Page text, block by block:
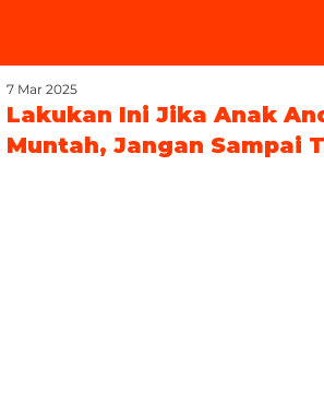
Lakukan Ini Jika Anak
Muntah, Jangan Sampai
7 Mar 2025